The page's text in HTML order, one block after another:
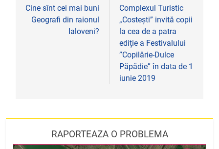
în
articole
Cine sînt cei mai buni
Geografi din raionul
Ialoveni?
Complexul Turistic
„Costești” invită copii
la cea de a patra
ediție a Festivalului
”Copilărie-Dulce
Păpădie” în data de 1
iunie 2019
RAPORTEAZA O PROBLEMA